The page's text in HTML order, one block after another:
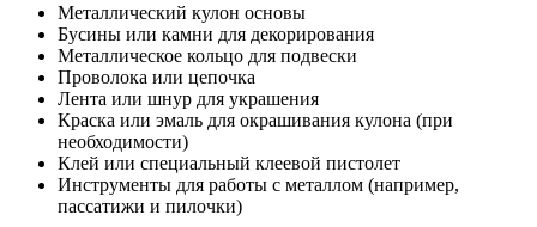
Металлический кулон основы
Бусины или камни для декорирования
Металлическое кольцо для подвески
Проволока или цепочка
Лента или шнур для украшения
Краска или эмаль для окрашивания кулона (при
необходимости)
Клей или специальный клеевой пистолет
Инструменты для работы с металлом (например,
пассатижи и пилочки)